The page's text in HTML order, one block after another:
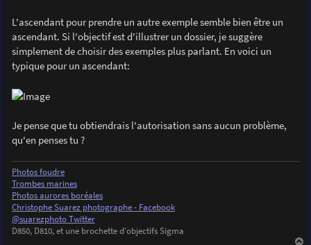
L'ascendant pour prendre un autre exemple semble bien être un
ascendant. Si l'objectif est d'illustrer un dossier, je suggère
simplement de choisir des exemples plus parlant. En voici un
typique pour un ascendant:
Je pense que tu obtiendrais l'autorisation sans aucun problème,
qu'en penses tu ?
Photos foudre
Trombes marines
Photos aurores boréales
Christophe Suarez photographe - Facebook
@suarezphoto Twitter
D850, D810, et une brochette d'objectifs Sigma